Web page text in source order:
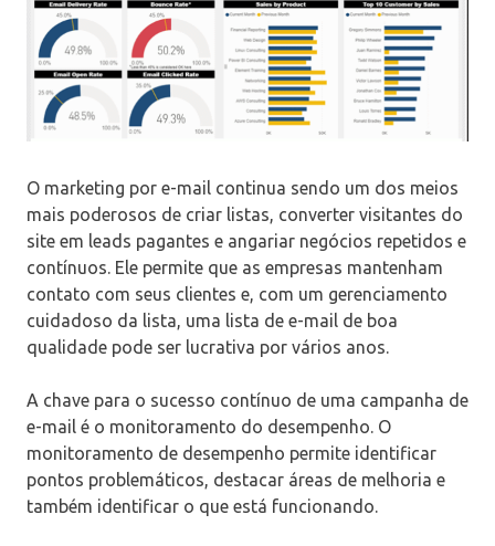
O marketing por e-mail continua sendo um dos meios
mais poderosos de criar listas, converter visitantes do
site em leads pagantes e angariar negócios repetidos e
contínuos. Ele permite que as empresas mantenham
contato com seus clientes e, com um gerenciamento
cuidadoso da lista, uma lista de e-mail de boa
qualidade pode ser lucrativa por vários anos.
A chave para o sucesso contínuo de uma campanha de
e-mail é o monitoramento do desempenho. O
monitoramento de desempenho permite identificar
pontos problemáticos, destacar áreas de melhoria e
também identificar o que está funcionando.